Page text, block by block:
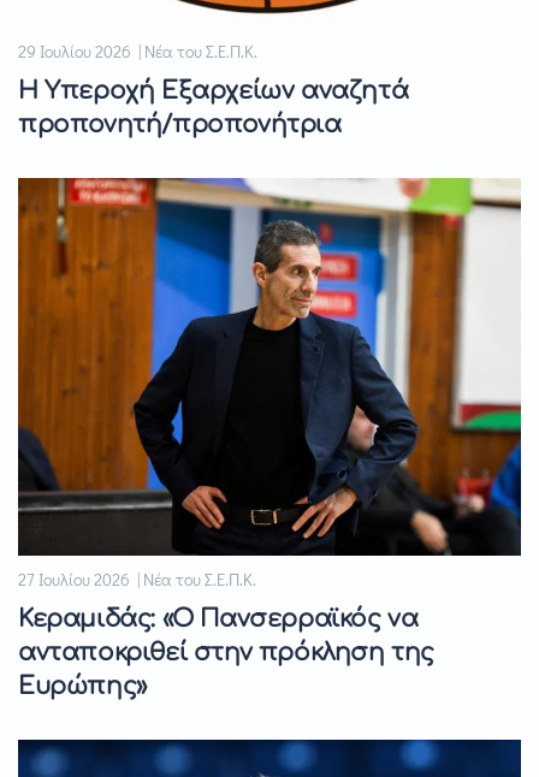
29 Ιουλίου 2026 | Νέα του Σ.Ε.Π.Κ.
Η Υπεροχή Εξαρχείων αναζητά
προπονητή/προπονήτρια
27 Ιουλίου 2026 | Νέα του Σ.Ε.Π.Κ.
Κεραμιδάς: «Ο Πανσερραϊκός να
ανταποκριθεί στην πρόκληση της
Ευρώπης»